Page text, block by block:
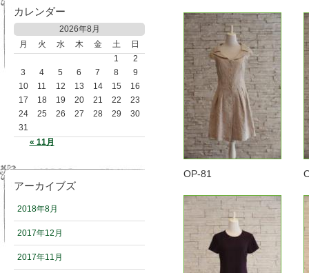
OP-81
カレンダー
2026年8月
月
火 水 木 金 土 日
« 11月
1
2
3
4 5 6 7 8
9
10
11 12 13 14 15
16
17
18 19 20 21 22
23
24
25 26 27 28 29
30
31
アーカイブズ
2018年8月
2017年12月
2017年11月